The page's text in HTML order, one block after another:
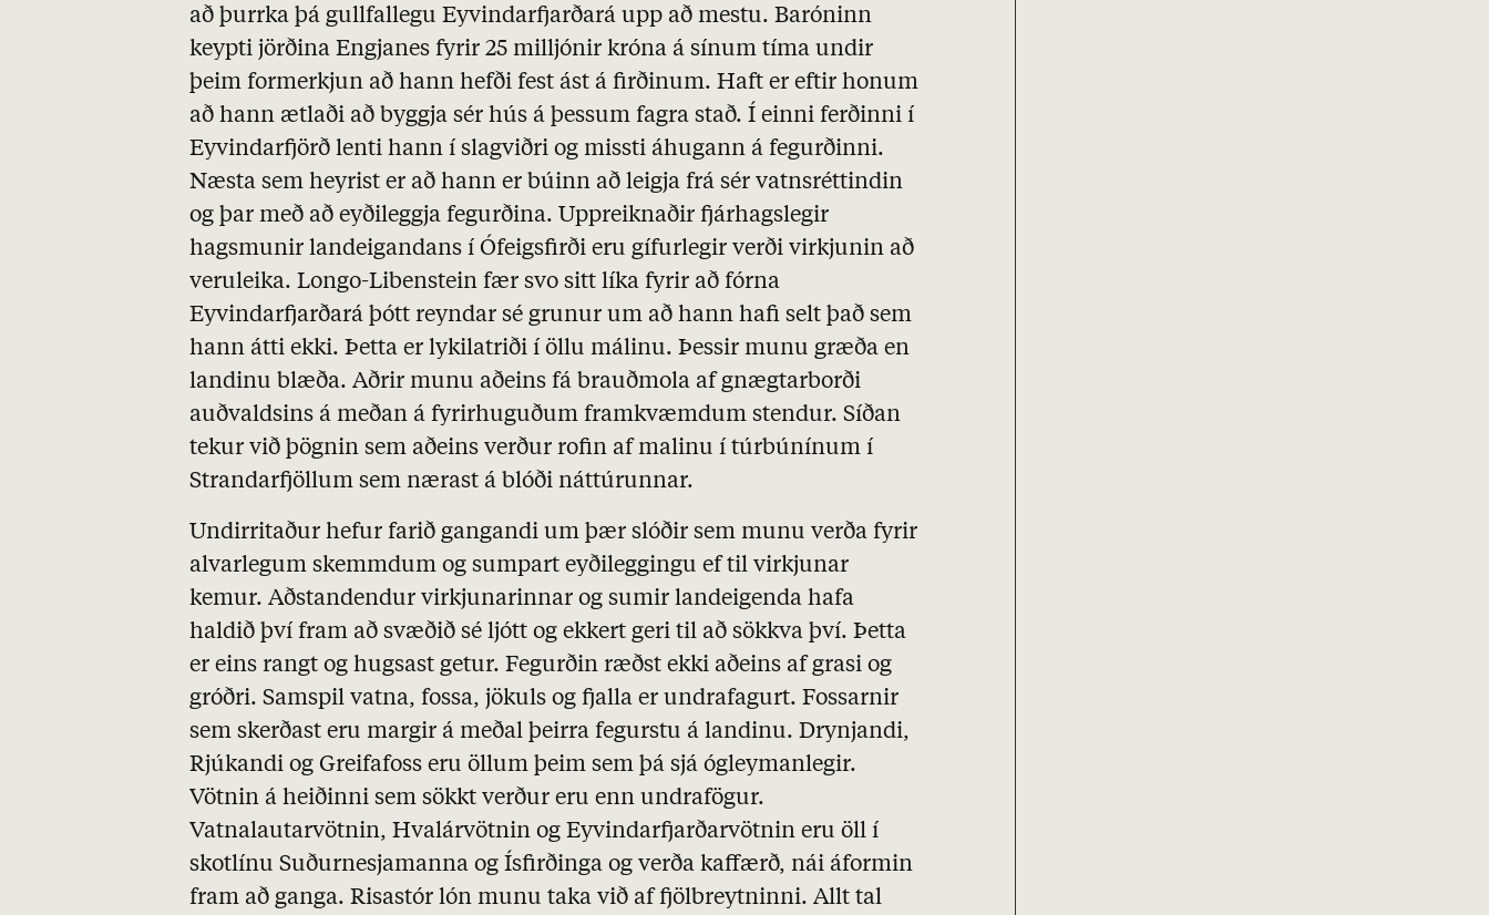
að þurrka þá gullfallegu Eyvindarfjarðará upp að mestu. Baróninn
keypti jörðina Engjanes fyrir 25 milljónir króna á sínum tíma undir
þeim formerkjun að hann hefði fest ást á firðinum. Haft er eftir honum
að hann ætlaði að byggja sér hús á þessum fagra stað. Í einni ferðinni í
Eyvindarfjörð lenti hann í slagviðri og missti áhugann á fegurðinni.
Næsta sem heyrist er að hann er búinn að leigja frá sér vatnsréttindin
og þar með að eyðileggja fegurðina. Uppreiknaðir fjárhagslegir
hagsmunir landeigandans í Ófeigsfirði eru gífurlegir verði virkjunin að
veruleika. Longo-Libenstein fær svo sitt líka fyrir að fórna
Eyvindarfjarðará þótt reyndar sé grunur um að hann hafi selt það sem
hann átti ekki. Þetta er lykilatriði í öllu málinu. Þessir munu græða en
landinu blæða. Aðrir munu aðeins fá brauðmola af gnægtarborði
auðvaldsins á meðan á fyrirhuguðum framkvæmdum stendur. Síðan
tekur við þögnin sem aðeins verður rofin af malinu í túrbúnínum í
Strandarfjöllum sem nærast á blóði náttúrunnar.
Undirritaður hefur farið gangandi um þær slóðir sem munu verða fyrir
alvarlegum skemmdum og sumpart eyðileggingu ef til virkjunar
kemur. Aðstandendur virkjunarinnar og sumir landeigenda hafa
haldið því fram að svæðið sé ljótt og ekkert geri til að sökkva því. Þetta
er eins rangt og hugsast getur. Fegurðin ræðst ekki aðeins af grasi og
gróðri. Samspil vatna, fossa, jökuls og fjalla er undrafagurt. Fossarnir
sem skerðast eru margir á meðal þeirra fegurstu á landinu. Drynjandi,
Rjúkandi og Greifafoss eru öllum þeim sem þá sjá ógleymanlegir.
Vötnin á heiðinni sem sökkt verður eru enn undrafögur.
Vatnalautarvötnin, Hvalárvötnin og Eyvindarfjarðarvötnin eru öll í
skotlínu Suðurnesjamanna og Ísfirðinga og verða kaffærð, nái áformin
fram að ganga. Risastór lón munu taka við af fjölbreytninni. Allt tal